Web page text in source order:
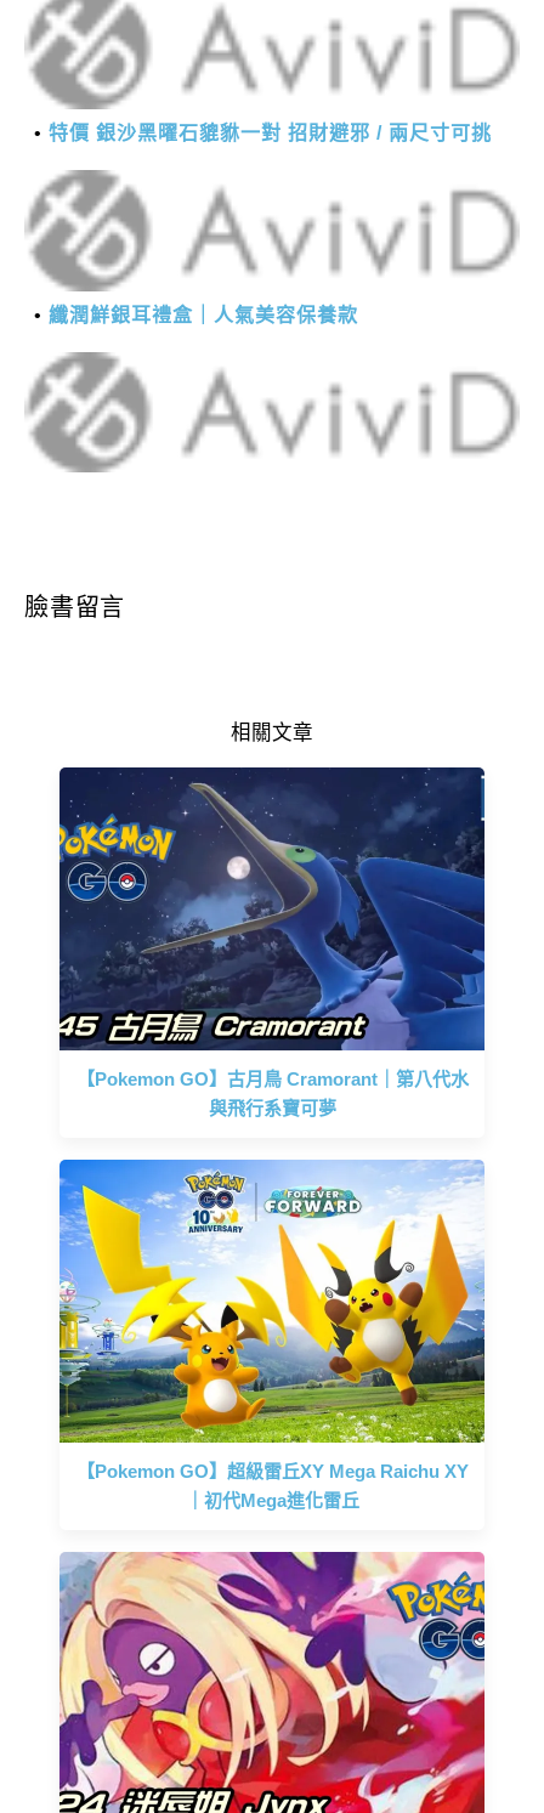
特價 銀沙黑曜石貔貅一對 招財避邪 / 兩尺寸可挑
纖潤鮮銀耳禮盒｜人氣美容保養款
臉書留言
相關文章
【Pokemon GO】古月鳥 Cramorant｜第八代水
與飛行系寶可夢
【Pokemon GO】超級雷丘XY Mega Raichu XY
｜初代Mega進化雷丘